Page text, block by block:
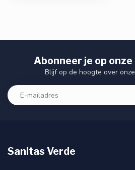
Abonneer je op
Blijf op de hoogte over
Sanitas Verde